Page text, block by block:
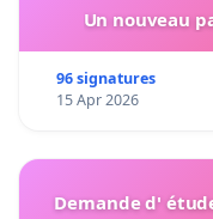
Un nouveau
96 signatures
15 Apr 2026
Demande d'